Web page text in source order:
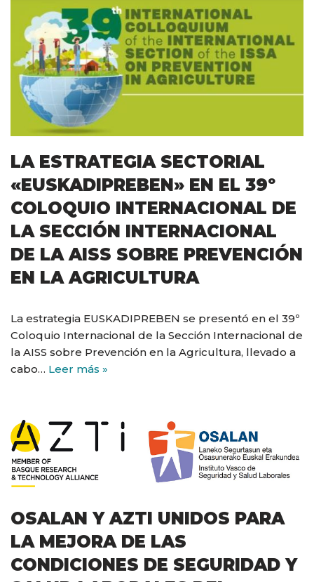
LA ESTRATEGIA SECTORIAL
«EUSKADIPREBEN» EN EL 39º
COLOQUIO INTERNACIONAL DE
LA SECCIÓN INTERNACIONAL
DE LA AISS SOBRE PREVENCIÓN
EN LA AGRICULTURA​
La estrategia EUSKADIPREBEN se presentó en el 39º
Coloquio Internacional de la Sección Internacional de
la AISS sobre Prevención en la Agricultura, llevado a
cabo… Leer más »
OSALAN Y AZTI UNIDOS PARA
LA MEJORA DE LAS
CONDICIONES DE SEGURIDAD Y